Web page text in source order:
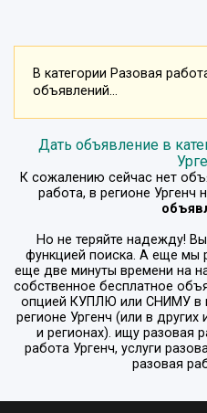
В категории Разовая
объявлений...
Дать объявление в
К сожалению сейчас нет
работа, в регионе Ургенч
Но не теряйте надежду!
функцией поиска. А еще мы
еще две минуты времени на
собственное бесплатное
опцией КУПЛЮ или СНИМУв
регионе Ургенч (или в других
и регионах). ищу разовая
работа Ургенч, услуги
разовая